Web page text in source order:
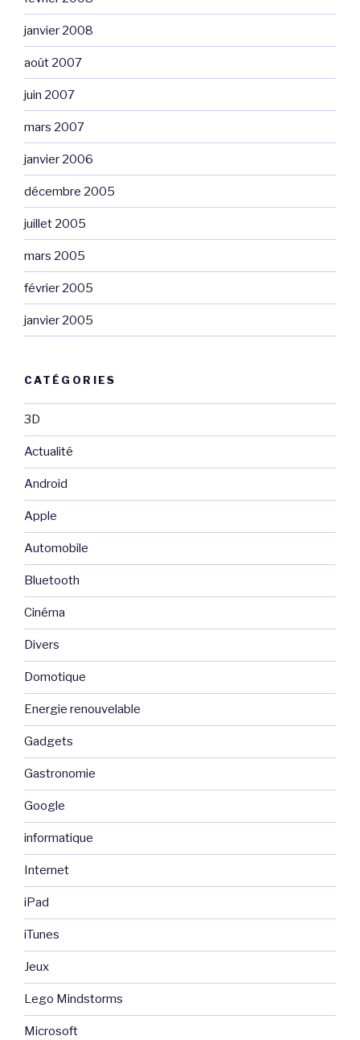
janvier 2008
août 2007
juin 2007
mars 2007
janvier 2006
décembre 2005
juillet 2005
mars 2005
février 2005
janvier 2005
CATÉGORIES
3D
Actualité
Android
Apple
Automobile
Bluetooth
Cinéma
Divers
Domotique
Energie renouvelable
Gadgets
Gastronomie
Google
informatique
Internet
iPad
iTunes
Jeux
Lego Mindstorms
Microsoft